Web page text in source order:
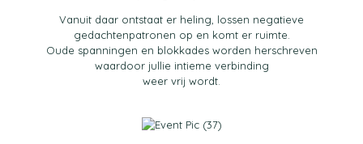
Vanuit daar ontstaat er heling, lossen negatieve
gedachtenpatronen op en komt er ruimte.
Oude spanningen en blokkades worden herschreven
waardoor jullie intieme verbinding
weer vrij wordt.